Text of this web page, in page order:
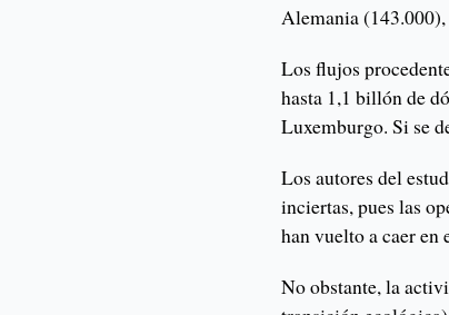
Alemania
Los flujos
hasta 1,1 billón de
Luxemburgo. Si se
Los autores del
inciertas, pues las
han vuelto a caer
No obstante, la